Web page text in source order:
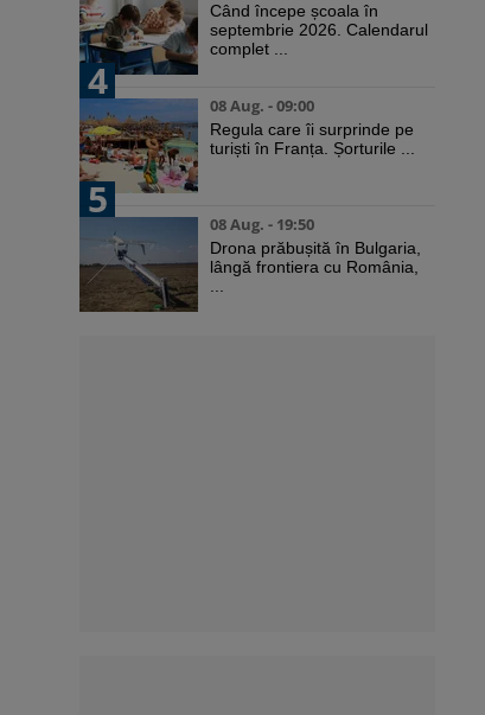
Când începe școala în
septembrie 2026. Calendarul
complet ...
4
08 Aug. - 09:00
Regula care îi surprinde pe
turiști în Franța. Șorturile ...
5
08 Aug. - 19:50
Drona prăbușită în Bulgaria,
lângă frontiera cu România,